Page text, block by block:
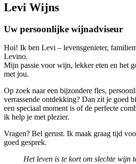
Levi Wijns
Uw persoonlijke wijnadviseur
Hoi! Ik ben Levi – levensgenieter,
Levino.
Mijn passie voor wijn, lekker eten en het
met jou.
Op zoek naar een bijzondere fles,
verrassende ontdekking? Dan zit je goed
een speciaal moment is of de perfecte
ik help je met plezier.
Vragen? Bel gerust. Ik maak graag tijd
goed gesprek.
Het leven is te kort om slechte wijn